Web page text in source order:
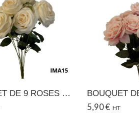
BOUQUET DE 9 ROSES – 15
5,90€ HT